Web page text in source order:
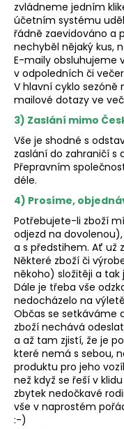
zvládneme jedním
účetním systému
řádně zaevidováno a
nechyběl nějaký kus,
E-maily obsluhujeme
v odpoledních či
V hlavní cyklo
mailové dotazy ve
3) Zaslání mimo
Vše je shodné s
zaslání do zahraničí
Přepravním
déle.
4) Prosíme,
Potřebujete-li zboží
odjezd na
a s předstihem. Ať už
Některé zboží či
někoho) složitěji a
Dále je třeba vše
nedocházelo na
Občas se setkáváme
zboží nechává
a až tam zjistí, že je
které nemá s sebou,
produktu pro jeho
než když se řeší v
zbytek nedočkavé
vše v naprostém
:-)
u
j
e
m
e